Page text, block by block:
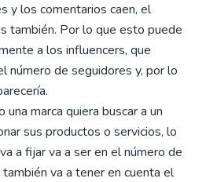
y los comentarios caen, el
también. Por lo que esto puede
a los influencers, que
número de seguidores y, por lo
una marca quiera buscar a un
sus productos o servicios, lo
a fijar va a ser en el número de
va a tener en cuenta el